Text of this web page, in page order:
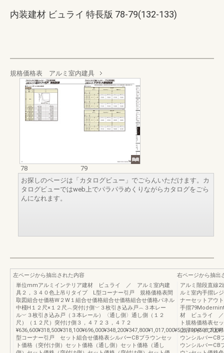
内装建材 ビュライ 特長版 78-79(132-133)
規格価格表 アルミ室内建具
78
79
お探しのページは「カタログビュー」でごらんいただけます。カ
タログビューではweb上でパラパラめくりながらカタログをごら
んになれます。
左ページから抽出された内容
単位mmアルミインテリア建材 ビュライ ／ アルミ室内建
具２，３４０色上吊りタイプ L型コーナー引戸 規格価格表間
取図組合せ価格W２W１組合せ価格組合せ価格組合せ価格パネル
中棧H１２尺×１２尺︿突付け側﹀３枚引き込み戸︵３本レー
ル︶３枚引き込み戸（３本レール）〈通し側〉通し側（１２
尺）（１２尺）突付け側３，４７２３，４７２
型コーナー引戸 セット組合せ価格表シルバーCBブラウンセッ
ト価格（突付け側）セット価格（通し側）セット価格（通し
右ページから抽出
アルミ階段直線2
ルミ室内手摺レ
ナーセットアウ
手摺
材 ビュライ ／
ト規格価格表セ
上吊りタイプ上
ウンシルバーCB
ウンシルバーCB